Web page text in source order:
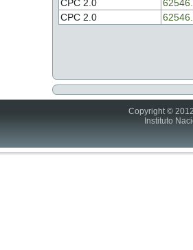
CPC 2.0
CPC 2.0
Copyright ©
Instituto